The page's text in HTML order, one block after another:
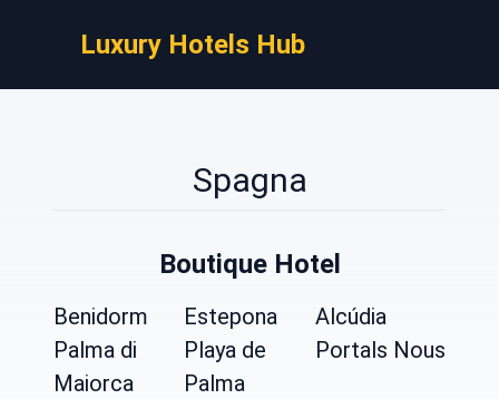
Luxury Hotels Hub
Spagna
Boutique Hotel
Benidorm Estepona
Alcúdia
Palma di
Maiorca
Playa de
Palma
Portals Nous